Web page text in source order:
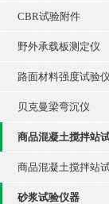
CBR试验附件
野外承载板测定仪
路面材料强度试验
贝克曼梁弯沉仪
商品混凝土搅拌站
商品混凝土搅拌站
砂浆试验仪器